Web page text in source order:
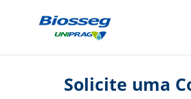
Solicite uma